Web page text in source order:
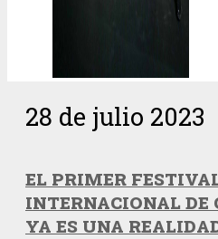
28 de julio 2023
EL PRIMER
INTERNACIONAL DE
YA ES UNA